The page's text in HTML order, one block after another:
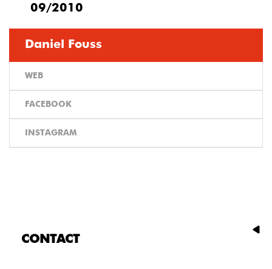
09/2010
Daniel Fouss
WEB
FACEBOOK
INSTAGRAM
CONTACT